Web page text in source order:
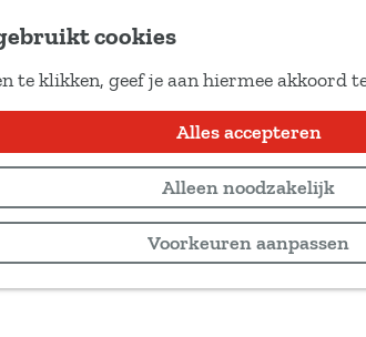
cookies
te klikken, geef je aan hiermee akkoord
Alles accepteren
Alleen noodzakelijk
Voorkeuren aanpassen